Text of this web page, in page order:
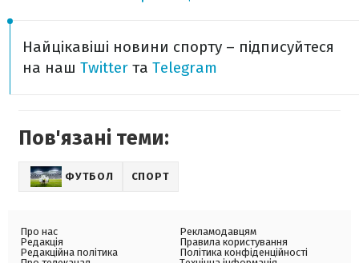
Найцікавіші новини спорту – підписуйтеся
на наш Twitter та Telegram
Пов'язані теми:
ФУТБОЛ СПОРТ
Про нас
Редакція
Редакційна політика
Рекламодавцям
Правила користування
Політика конфіденційності